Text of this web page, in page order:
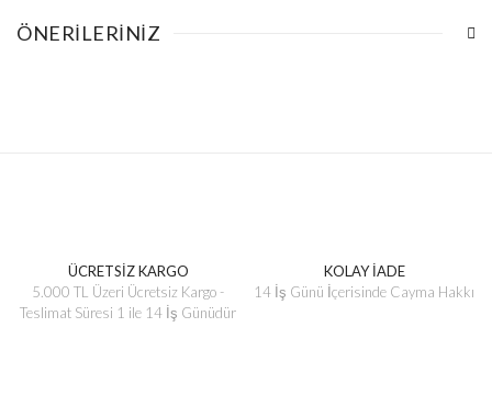
ÖNERILERINIZ
ÜCRETSİZ KARGO
5.000 TL Üzeri Ücretsiz Kargo -
Teslimat Süresi 1 ile 14 İş Günüdür
KOLAY İADE
14 İş Günü İçerisinde Cayma Hakkı